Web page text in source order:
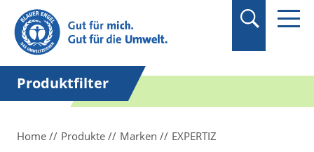
Suchbegriff in
Anführungszeichen
setzen.
Produktfilter
Home Produkte Marken EXPERTIZ